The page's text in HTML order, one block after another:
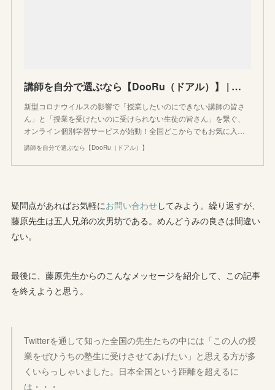
講師を自分で選ぶなら【DooRu（ドアル）】 | 塾講師×オンライン×個別授業の新サービス
新型コロナウイルスの影響で「授業したいのにできない講師の皆さ
ん」と「授業を受けたいのに受けられない生徒の皆さん」を繋ぐ、
オンライン個別学習サービスが始動！全国どこからでもお気に入…
講師を自分で選ぶなら【DooRu（ドアル）】
疑問点があればお気軽にお問い合わせしてみよう。繰り返すが、
藤原先生は五人兄弟の次男坊である。めんどうみの良さは間違い
ない。
最後に、藤原先生からのこんなメッセージを紹介して、この記事
を終えようと思う。
Twitterを通して知った全国の先生たちの中には「この人の授
業をぜひうちの塾生に受けさせてあげたい」と思える方が多
くいらっしゃいました。日本全国という距離を超えるに
は・・・